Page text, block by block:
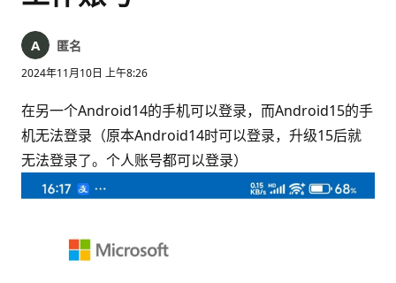
匿名
2024年11月10日 上午8:26
在另一个Android14的手机可以登录，而Android15的手
机无法登录（原本Android14时可以登录，升级15后就
无法登录了。个人账号都可以登录）